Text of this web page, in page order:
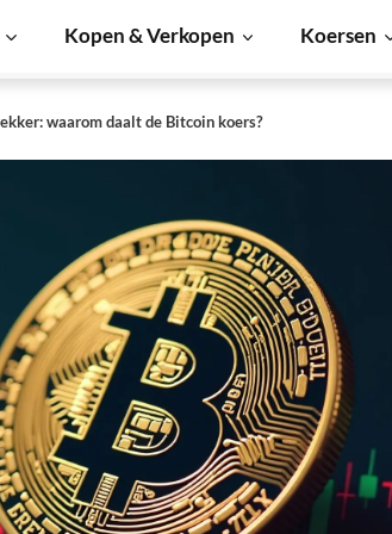
Kopen & Verkopen Koersen
waarom daalt de Bitcoin koers?